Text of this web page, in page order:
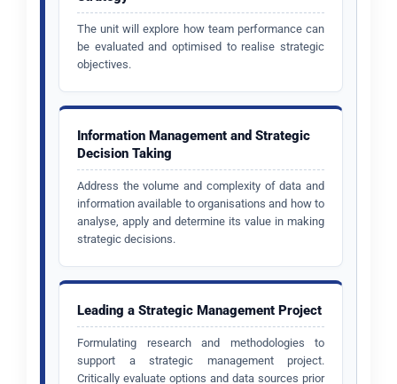
The unit will explore how team performance can
be evaluated and optimised to realise strategic
objectives.
Information Management and Strategic
Decision Taking
Address the volume and complexity of data and
information available to organisations and how to
analyse, apply and determine its value in making
strategic decisions.
Leading a Strategic Management Project
Formulating research and methodologies to
support a strategic management project.
Critically evaluate options and data sources prior